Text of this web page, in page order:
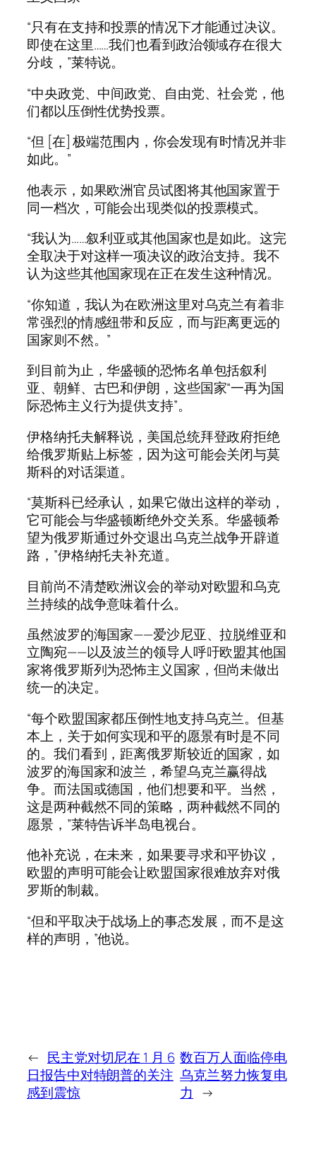
“只有在支持和投票的情况下才能通过决议。
即使在这里……我们也看到政治领域存在很大
分歧，”莱特说。
“中央政党、中间政党、自由党、社会党，他
们都以压倒性优势投票。
“但 [在] 极端范围内，你会发现有时情况并非
如此。”
他表示，如果欧洲官员试图将其他国家置于
同一档次，可能会出现类似的投票模式。
“我认为……叙利亚或其他国家也是如此。这完
全取决于对这样一项决议的政治支持。我不
认为这些其他国家现在正在发生这种情况。
“你知道，我认为在欧洲这里对乌克兰有着非
常强烈的情感纽带和反应，而与距离更远的
国家则不然。”
到目前为止，华盛顿的恐怖名单包括叙利
亚、朝鲜、古巴和伊朗，这些国家“一再为国
际恐怖主义行为提供支持”。
伊格纳托夫解释说，美国总统拜登政府拒绝
给俄罗斯贴上标签，因为这可能会关闭与莫
斯科的对话渠道。
“莫斯科已经承认，如果它做出这样的举动，
它可能会与华盛顿断绝外交关系。华盛顿希
望为俄罗斯通过外交退出乌克兰战争开辟道
路，”伊格纳托夫补充道。
目前尚不清楚欧洲议会的举动对欧盟和乌克
兰持续的战争意味着什么。
虽然波罗的海国家——爱沙尼亚、拉脱维亚和
立陶宛——以及波兰的领导人呼吁欧盟其他国
家将俄罗斯列为恐怖主义国家，但尚未做出
统一的决定。
“每个欧盟国家都压倒性地支持乌克兰。但基
本上，关于如何实现和平的愿景有时是不同
的。我们看到，距离俄罗斯较近的国家，如
波罗的海国家和波兰，希望乌克兰赢得战
争。而法国或德国，他们想要和平。当然，
这是两种截然不同的策略，两种截然不同的
愿景，”莱特告诉半岛电视台。
他补充说，在未来，如果要寻求和平协议，
欧盟的声明可能会让欧盟国家很难放弃对俄
罗斯的制裁。
“但和平取决于战场上的事态发展，而不是这
样的声明，”他说。
← 民主党对切尼在 1 月 6
日报告中对特朗普的关注
感到震惊
数百万人面临停电
乌克兰努力恢复电
力 →